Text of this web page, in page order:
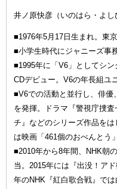
井ノ原快彦（いのはら・よ
■1976年5月17日生まれ。東京
■小学生時代にジャニーズ事
■1995年に「V6」としてシ
CDデビュー。V6の年長組ユ
■V6での活動と並行し、俳優
を発揮。ドラマ『警視庁捜
チ』などのシリーズ作品を
は映画「461個のおべんとう
■2010年から8年間、NHK朝
当。2015年には『出没！ア
年のNHK『紅白歌合戦』では